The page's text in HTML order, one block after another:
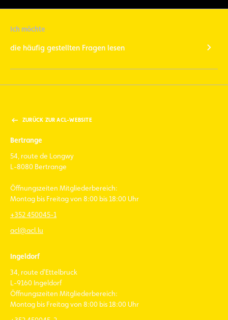
Ich möchte
die häufig gestellten Fragen lesen
ZURÜCK ZUR ACL-WEBSITE
Bertrange
54, route de Longwy
L-8080 Bertrange
Öffnungszeiten Mitgliederbereich:
Montag bis Freitag von 8:00 bis 18:00 Uhr
+352 450045-1
acl@acl.lu
Ingeldorf
34, route d'Ettelbruck
L-9160 Ingeldorf
Öffnungszeiten Mitgliederbereich:
Montag bis Freitag von 8:00 bis 18:00 Uhr